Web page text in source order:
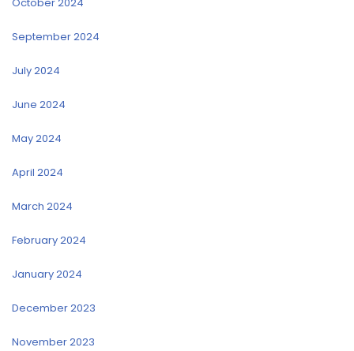
September 2024
July 2024
June 2024
May 2024
April 2024
March 2024
February 2024
January 2024
December 2023
November 2023